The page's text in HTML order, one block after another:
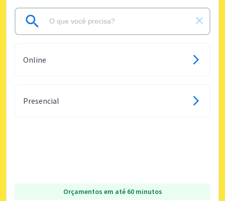
Online
Presencial
Orçamentos em até 60 minutos